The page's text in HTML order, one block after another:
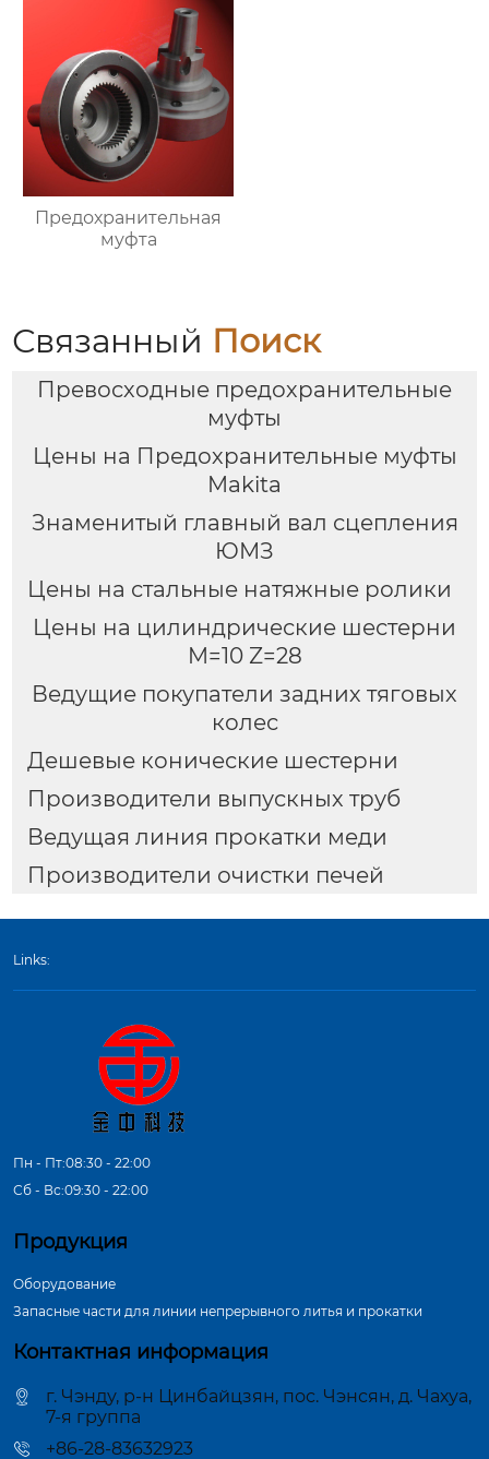
Предохранительная
муфта
Связанный Поиск
Превосходные предохранительные
муфты
Цены на Предохранительные муфты
Makita
Знаменитый главный вал сцепления
ЮМЗ
Цены на стальные натяжные ролики
Цены на цилиндрические шестерни
M=10 Z=28
Ведущие покупатели задних тяговых
колес
Дешевые конические шестерни
Производители выпускных труб
Ведущая линия прокатки меди
Производители очистки печей
Links:
Пн - Пт:08:30 - 22:00
Сб - Вс:09:30 - 22:00
Продукция
Оборудование
Запасные части для линии непрерывного литья и прокатки
Контактная информация
г. Чэнду, р-н Цинбайцзян, пос. Чэнсян, д. Чахуа,
7-я группа
+86-28-83632923